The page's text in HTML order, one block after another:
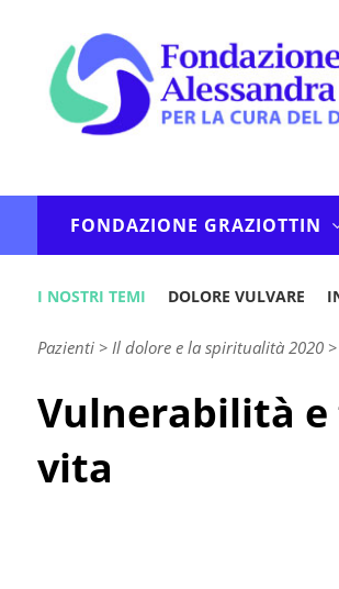
FONDAZIONE GRAZIOTTIN
I NOSTRI TEMI DOLORE VULVARE
Pazienti> Il dolore e la spiritualità 2020 >
Vulnerabilità
vita